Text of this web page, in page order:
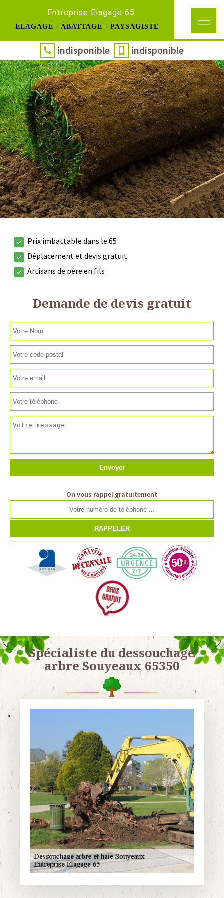
Entreprise Elagage 65
ELAGAGE - ABATTAGE - PAYSAGISTE
indisponible indisponible
Prix imbattable dans le 65
Déplacement et devis gratuit
Artisans de père en fils
Demande de devis gratuit
On vous rappel gratuitement
Spécialiste du dessouchage
arbre Souyeaux 65350